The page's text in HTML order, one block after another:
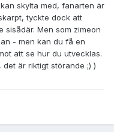
skylta med, fanarten är
tyckte dock att
Men som zimeon
- men kan du få en
att se hur du utvecklas.
är riktigt störande ;) )